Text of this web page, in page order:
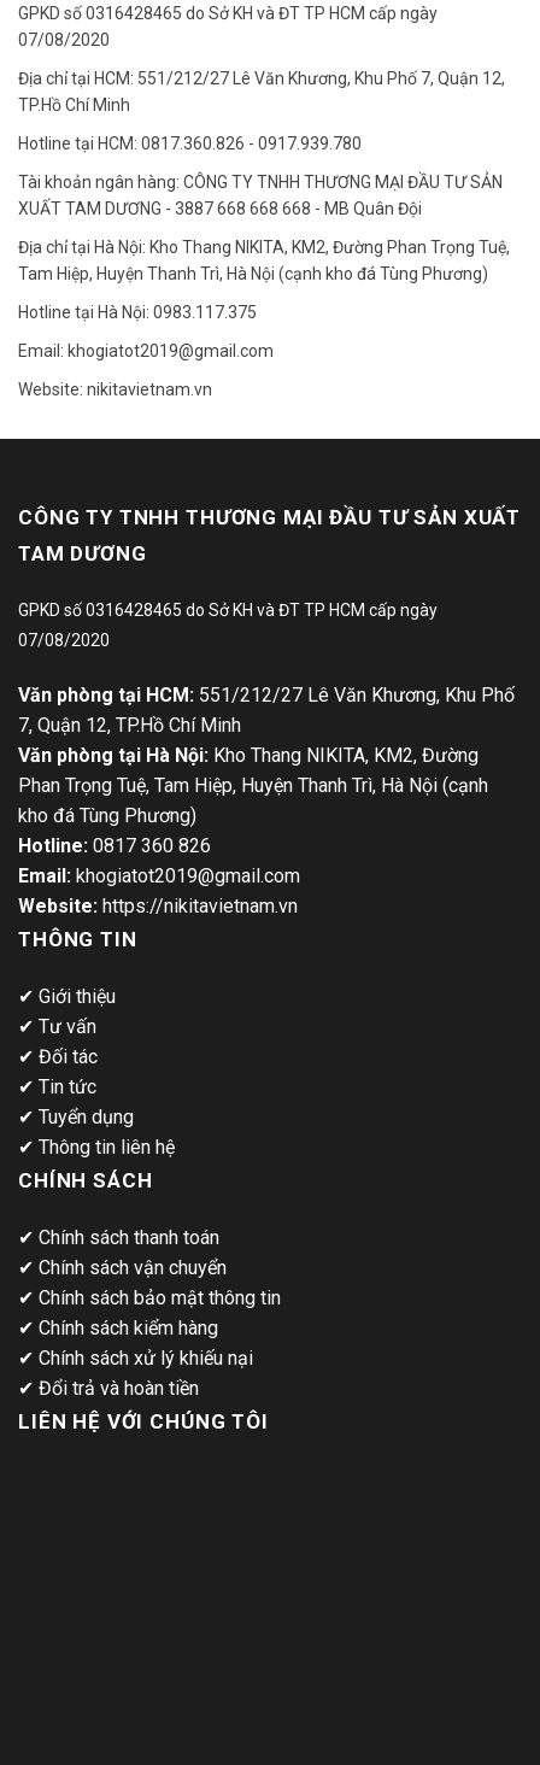
GPKD số 0316428465 do Sở KH và ĐT TP HCM cấp ngày
07/08/2020
Địa chỉ tại HCM: 551/212/27 Lê Văn Khương, Khu Phố 7, Quận 12,
TP.Hồ Chí Minh
Hotline tại HCM: 0817.360.826 - 0917.939.780
Tài khoản ngân hàng: CÔNG TY TNHH THƯƠNG MẠI ĐẦU TƯ SẢN
XUẤT TAM DƯƠNG - 3887 668 668 668 - MB Quân Đội
Địa chỉ tại Hà Nội: Kho Thang NIKITA, KM2, Đường Phan Trọng Tuệ,
Tam Hiệp, Huyện Thanh Trì, Hà Nội (cạnh kho đá Tùng Phương)
Hotline tại Hà Nội: 0983.117.375
Email: khogiatot2019@gmail.com
Website: nikitavietnam.vn
CÔNG TY TNHH THƯƠNG MẠI ĐẦU TƯ SẢN XUẤT
TAM DƯƠNG
GPKD số 0316428465 do Sở KH và ĐT TP HCM cấp ngày
07/08/2020
Văn phòng tại HCM: 551/212/27 Lê Văn Khương, Khu Phố
7, Quận 12, TP.Hồ Chí Minh
Văn phòng tại Hà Nội: Kho Thang NIKITA, KM2, Đường
Phan Trọng Tuệ, Tam Hiệp, Huyện Thanh Trì, Hà Nội (cạnh
kho đá Tùng Phương)
Hotline: 0817 360 826
Email: khogiatot2019@gmail.com
Website: https://nikitavietnam.vn
THÔNG TIN
✔ Giới thiệu
✔ Tư vấn
✔ Đối tác
✔ Tin tức
✔ Tuyển dụng
✔ Thông tin liên hệ
CHÍNH SÁCH
✔ Chính sách thanh toán
✔ Chính sách vận chuyển
✔ Chính sách bảo mật thông tin
✔ Chính sách kiểm hàng
✔ Chính sách xử lý khiếu nại
✔ Đổi trả và hoàn tiền
LIÊN HỆ VỚI CHÚNG TÔI